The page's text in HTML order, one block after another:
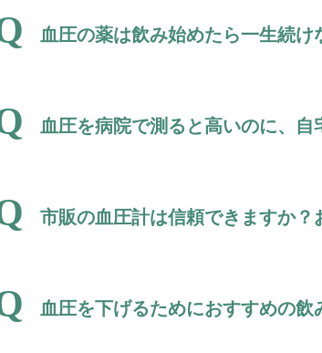
血圧の薬は飲み始めたら一生続
血圧を病院で測ると高いのに、
市販の血圧計は信頼できますか？
血圧を下げるためにおすすめの飲